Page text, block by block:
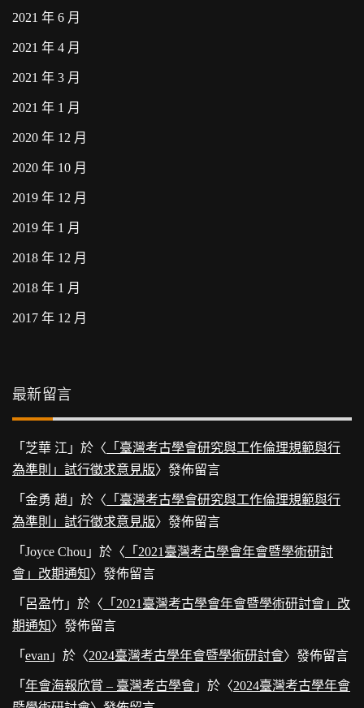
2021 年 6 月
2021 年 4 月
2021 年 3 月
2021 年 1 月
2020 年 12 月
2020 年 10 月
2019 年 12 月
2019 年 1 月
2018 年 12 月
2018 年 1 月
2017 年 12 月
最新留言
「 芝華 江 」於〈 「臺灣考古學會研究與工作倫理規範與行
為準則」試行徵求意見版〉發佈留言
「 金勇 趙 」於〈 「臺灣考古學會研究與工作倫理規範與行
為準則」試行徵求意見版〉發佈留言
「 Joyce Chou 」於〈 「2021臺灣考古學會年會暨學術研討
會」改期通知〉發佈留言
「 呂盈竹 」於〈 「2021臺灣考古學會年會暨學術研討會」改
期通知〉發佈留言
「 evan 」於〈2024臺灣考古學年會暨學術研討會〉發佈留言
「 年會海報欣賞 – 臺灣考古學會 」於〈2024臺灣考古學年會